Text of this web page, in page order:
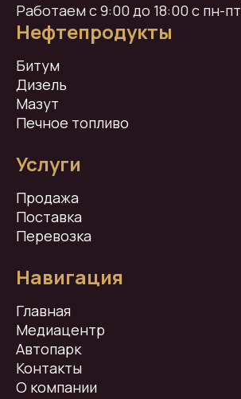
Работаем с 9:00 до 18:00 с пн-пт
Нефтепродукты
Битум
Дизель
Мазут
Печное топливо
Услуги
Продажа
Поставка
Перевозка
Навигация
Главная
Медиацентр
Автопарк
Контакты
О компании